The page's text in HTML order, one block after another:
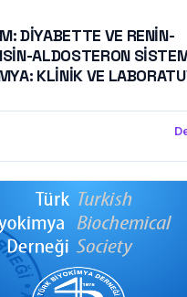
DİYABETTE VE RENİN-
ALDOSTERON
KLİNİK VE